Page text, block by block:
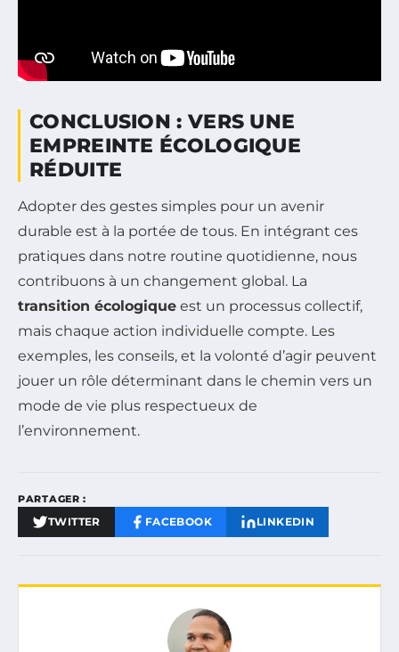
CONCLUSION : VERS UNE
EMPREINTE ÉCOLOGIQUE
RÉDUITE
Adopter des gestes simples pour un avenir
durable est à la portée de tous. En intégrant ces
pratiques dans notre routine quotidienne, nous
contribuons à un changement global. La
transition écologique est un processus collectif,
mais chaque action individuelle compte. Les
exemples, les conseils, et la volonté d’agir peuvent
jouer un rôle déterminant dans le chemin vers un
mode de vie plus respectueux de
l’environnement.
PARTAGER :
TWITTER FACEBOOK LINKEDIN